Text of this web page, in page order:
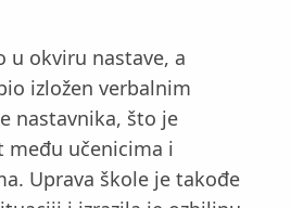
u okviru nastave, a
izložen verbalnim
nastavnika, što je
među učenicima i
Uprava škole je takođe